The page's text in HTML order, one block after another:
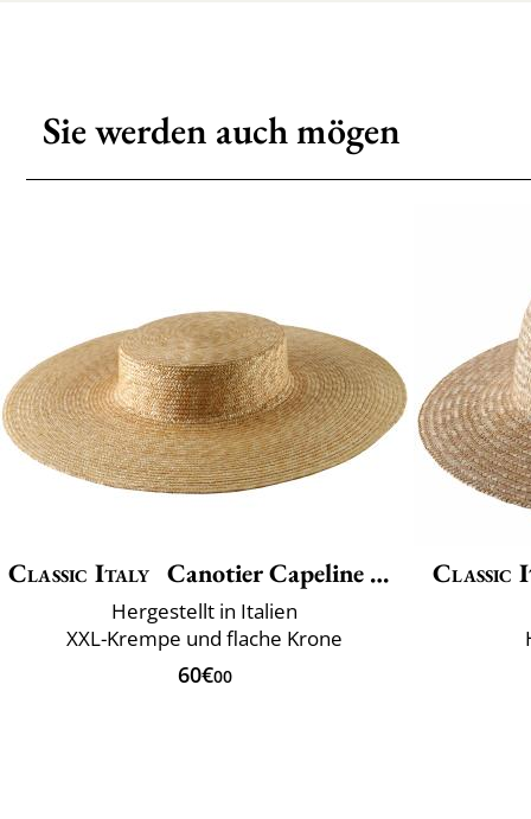
Sie werden auch mögen
Classic Italy Canotier Capeline Luxe
Hergestellt in Italien
XXL-Krempe und flache Krone
60€00
Classic